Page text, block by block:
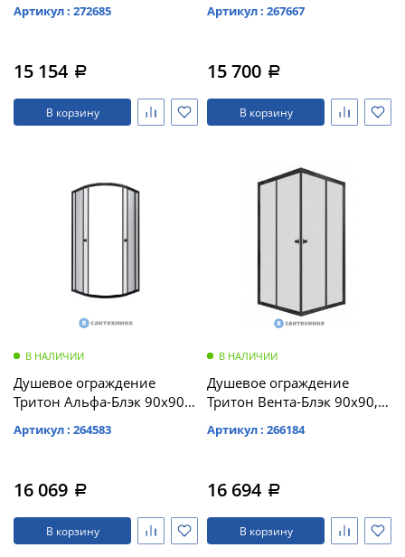
Артикул : 272685
15 154 a
В корзину
1/4 круга, Аква, Белый
Артикул : 267667
15 700 a
В корзину
В НАЛИЧИИ
Душевое ограждение
Тритон Альфа-Блэк 90х90,
Артикул : 264583
16 069 a
В корзину
В НАЛИЧИИ
Душевое ограждение
Тритон Вента-Блэк 90х90,
Артикул : 266184
16 694 a
В корзину